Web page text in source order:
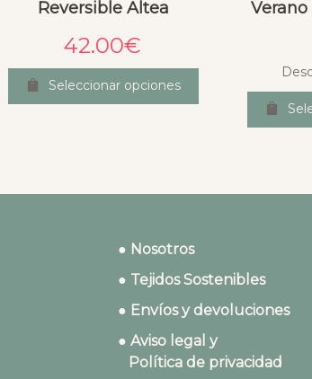
Reversible Altea
42.00€
Seleccionar opciones
● Nosotros
● Tejidos Sostenibles
● Envíos y devoluciones
● Aviso legal y
Política de privacidad